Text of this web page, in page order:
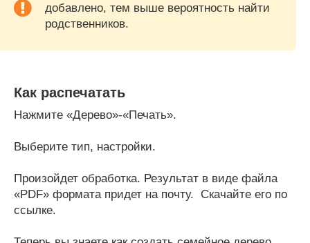
добавлено, тем выше вероятность найти
родственников.
Как распечатать
Нажмите «Дерево»-«Печать».
Выберите тип, настройки.
Произойдет обработка. Результат в виде файла
«PDF» формата придет на почту. Скачайте его по
ссылке.